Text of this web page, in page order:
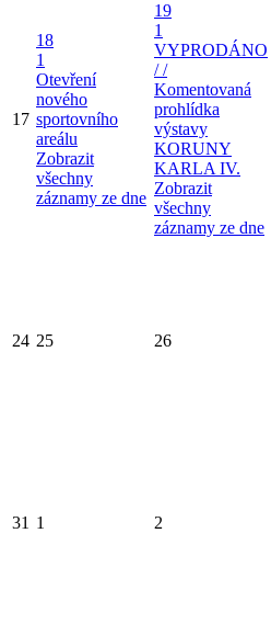
17
18
1
Otevření
nového
sportovního
areálu
Zobrazit
všechny
záznamy ze dne
19
1
VYPRODÁNO
/ /
Komentovaná
prohlídka
výstavy
KORUNY
KARLA IV.
Zobrazit
všechny
záznamy ze dne
24 25 26
31 1 2